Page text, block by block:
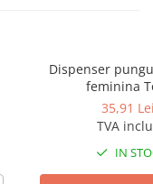
Dispenser
feminina
35,91 Lei
TVA
IN